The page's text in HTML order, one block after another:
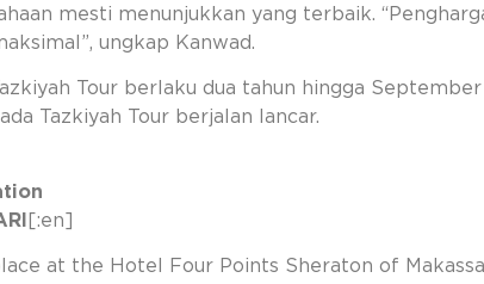
mesti menunjukkan yang terbaik.
ungkap Kanwad.
Tour berlaku dua tahun hingga
Tazkiyah Tour berjalan lancar.
[:en]
at the Hotel Four Points Sheraton of